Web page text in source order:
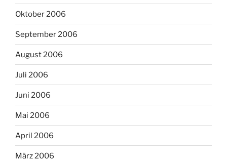
Oktober 2006
September 2006
August 2006
Juli 2006
Juni 2006
Mai 2006
April 2006
März 2006